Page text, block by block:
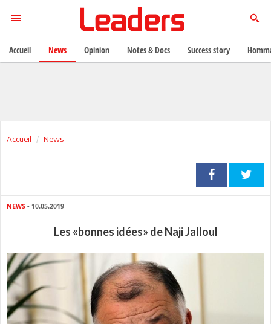
Accueil News
NEWS - 10.05.2019
Les «bonnes idées» de Naji Jalloul
Accueil News Opinion Notes & Docs Success story